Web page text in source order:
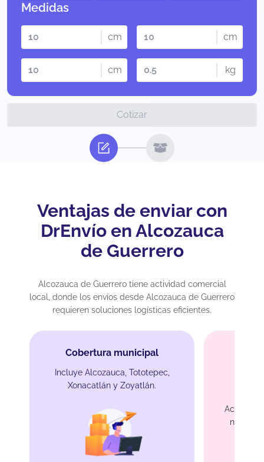
Medidas
cm cm
cm kg
Cotizar
Ventajas de enviar con
DrEnvío en Alcozauca
de Guerrero
Alcozauca de Guerrero tiene actividad comercial
local, donde los envíos desde Alcozauca de Guerrero
requieren soluciones logísticas eficientes.
Cobertura municipal
Incluye Alcozauca, Tototepec,
Xonacatlán y Zoyatlán.
Accede a